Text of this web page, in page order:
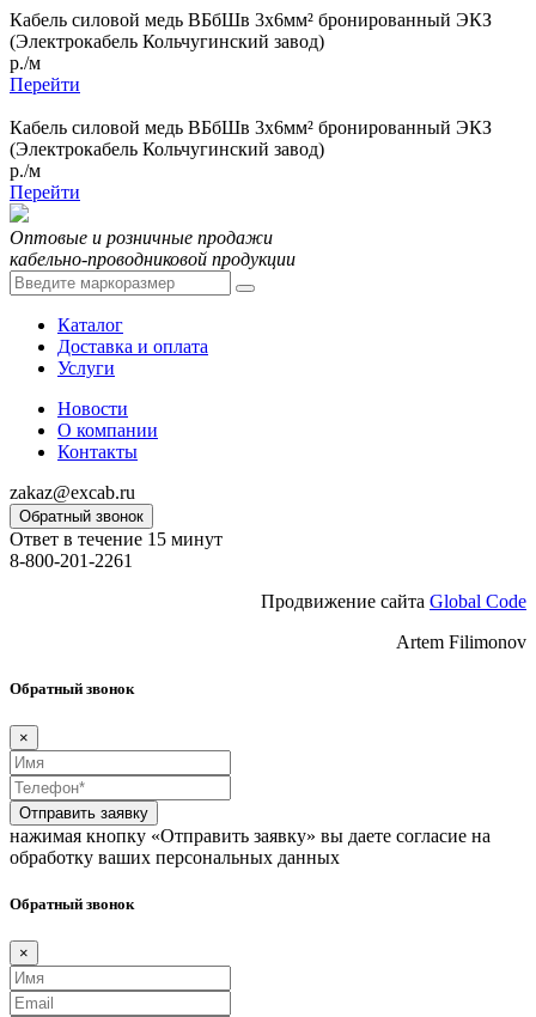
Кабель силовой медь ВБбШв 3x6мм² бронированный ЭКЗ
(Электрокабель Кольчугинский завод)
р./м
Перейти
Кабель силовой медь ВБбШв 3x6мм² бронированный ЭКЗ
(Электрокабель Кольчугинский завод)
р./м
Перейти
Оптовые и розничные продажи
кабельно-проводниковой продукции
Каталог
Доставка и оплата
Услуги
Новости
О компании
Контакты
zakaz@excab.ru
Обратный звонок
Ответ в течение 15 минут
8-800-201-2261
Продвижение сайта Global Code
Artem Filimonov
Обратный звонок
×
Отправить заявку
нажимая кнопку «Отправить заявку» вы даете согласие на
обработку ваших персональных данных
Обратный звонок
×